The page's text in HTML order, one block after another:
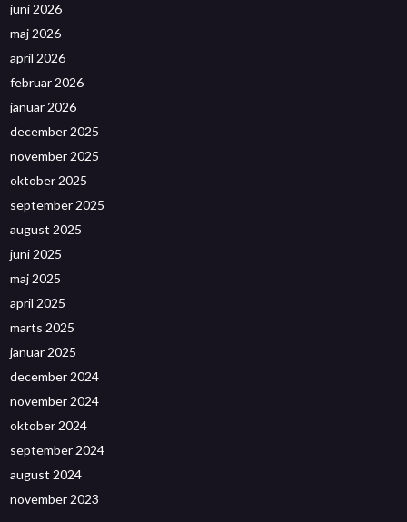
juni 2026
maj 2026
april 2026
februar 2026
januar 2026
december 2025
november 2025
oktober 2025
september 2025
august 2025
juni 2025
maj 2025
april 2025
marts 2025
januar 2025
december 2024
november 2024
oktober 2024
september 2024
august 2024
november 2023